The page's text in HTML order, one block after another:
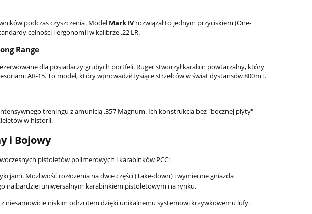
podczas czyszczenia. Model Mark IVrozwiązał to jednym przyciskiem (One-
celności i ergonomii w kalibrze .22 LR.
Range
dla posiadaczy grubych portfeli. Ruger stworzył karabin powtarzalny, który
AR-15. To model, który wprowadził tysiące strzelców w świat dystansów 800m+.
treningu z amunicją .357 Magnum. Ich konstrukcja bez "bocznej płyty"
w historii.
i Bojowy
pistoletów polimerowych i karabinków PCC:
Możliwość rozłożenia na dwie części (Take-down) i wymienne gniazda
najbardziej uniwersalnym karabinkiem pistoletowym na rynku.
z niesamowicie niskim odrzutem dzięki unikalnemu systemowi krzywkowemu lufy.